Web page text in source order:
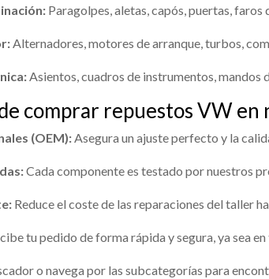
Paragolpes, aletas, capós, puertas,
Alternadores, motores de arranque, turbos,
Asientos, cuadros de instrumentos, mandos
comprar repuestos VW
(OEM):Asegura un ajuste perfecto y la
Cada componente es testado por nuestros
Reduce el coste de las reparaciones del taller
tu pedido de forma rápida y segura, ya sea
o navega por las subcategorías para